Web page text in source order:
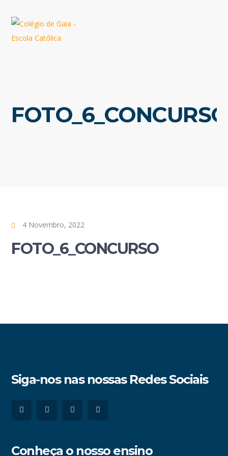
FOTO_6_CONCURSO
4 Novembro, 2022
FOTO_6_CONCURSO
Siga-nos nas nossas Redes Sociais
Conheça o nosso ensino